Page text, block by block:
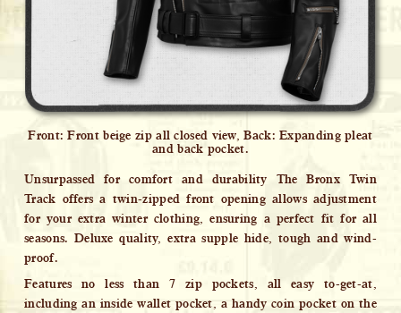
Front: Front beige zip all closed view, Back: Expanding pleat
and back pocket.
Unsurpassed for comfort and durability The Bronx Twin
Track offers a twin-zipped front opening allows adjustment
for your extra winter clothing, ensuring a perfect fit for all
seasons. Deluxe quality, extra supple hide, tough and wind-
proof.
Features no less than 7 zip pockets, all easy to-get-at,
including an inside wallet pocket, a handy coin pocket on the